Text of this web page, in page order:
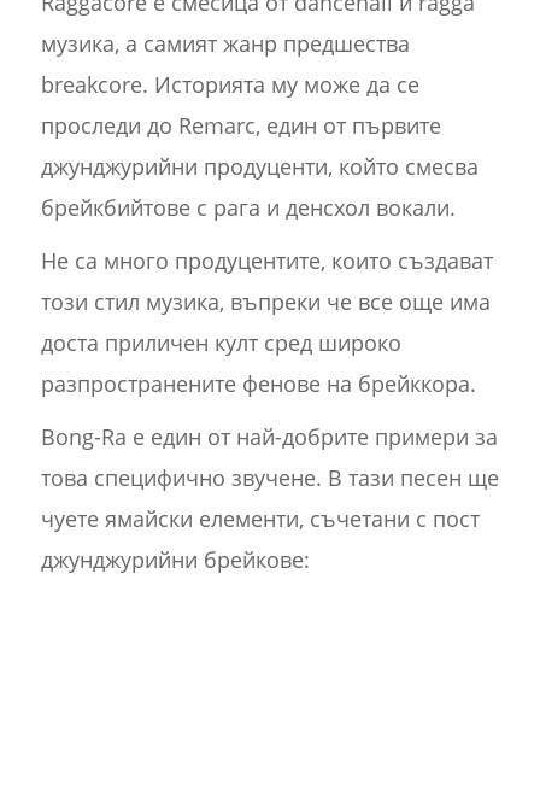
музика, а самият жанр предшества
breakcore. Историята му може да се
проследи до Remarc, един от първите
джунджурийни продуценти, който смесва
брейкбийтове с рага и денсхол вокали.
Не са много продуцентите, които създават
този стил музика, въпреки че все още има
доста приличен култ сред широко
разпространените фенове на брейккора.
Bong-Ra е един от най-добрите примери за
това специфично звучене. В тази песен ще
чуете ямайски елементи, съчетани с пост
джунджурийни брейкове: